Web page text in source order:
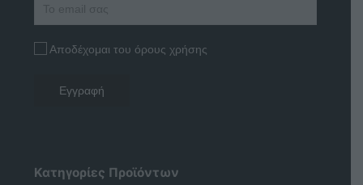
Αποδέχομαι του όρους χρήσης
Κατηγορίες Προϊόντων